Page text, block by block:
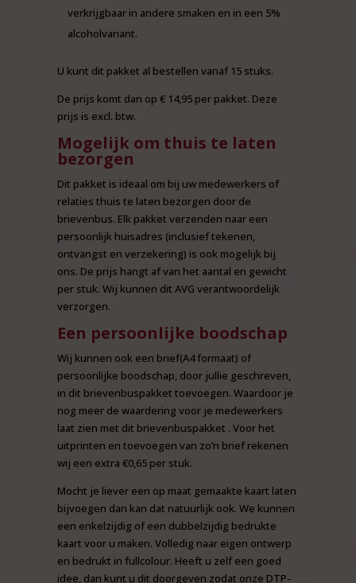
verkrijgbaar in andere smaken en in een 5%
alcoholvariant.
U kunt dit pakket al bestellen vanaf 15 stuks.
De prijs komt dan op € 14,95 per pakket. Deze
prijs is excl. btw.
Mogelijk om thuis te laten
bezorgen
Dit pakket is ideaal om bij uw medewerkers of
relaties thuis te laten bezorgen door de
brievenbus. Elk pakket verzenden naar een
persoonlijk huisadres (inclusief tekenen,
ontvangst en verzekering) is ook mogelijk bij
ons. De prijs hangt af van het aantal en gewicht
per stuk. Wij kunnen dit AVG verantwoordelijk
verzorgen.
Een persoonlijke boodschap
Wij kunnen ook een brief(A4 formaat) of
persoonlijke boodschap, door jullie geschreven,
in dit brievenbuspakket toevoegen. Waardoor je
nog meer de waardering voor je medewerkers
laat zien met dit brievenbuspakket . Voor het
uitprinten en toevoegen van zo’n brief rekenen
wij een extra €0,65 per stuk.
Mocht je liever een op maat gemaakte kaart laten
bijvoegen dan kan dat natuurlijk ook. We kunnen
een enkelzijdig of een dubbelzijdig bedrukte
kaart voor u maken. Volledig naar eigen ontwerp
en bedrukt in fullcolour. Heeft u zelf een goed
idee, dan kunt u dit doorgeven zodat onze DTP-